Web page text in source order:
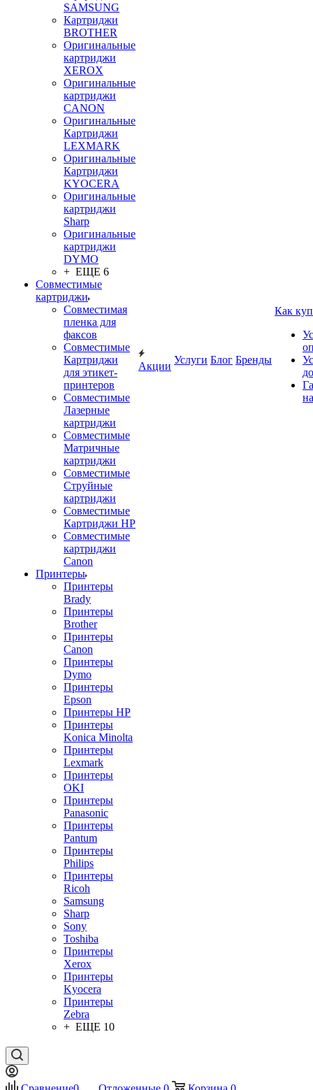
SAMSUNG
Картриджи
BROTHER
Оригинальные
картриджи
XEROX
Оригинальные
картриджи
CANON
Оригинальные
Картриджи
LEXMARK
Оригинальные
Картриджи
KYOCERA
Оригинальные
картриджи
Sharp
Оригинальные
картриджи
DYMO
+ ЕЩЕ 6
Совместимые
картриджи
Совместимая
пленка для
факсов
Совместимые
Картриджи
для этикет-
принтеров
Совместимые
Лазерные
картриджи
Совместимые
Матричные
картриджи
Совместимые
Струйные
картриджи
Совместимые
Картриджи HP
Совместимые
картриджи
Canon
Принтеры
Принтеры
Brady
Принтеры
Brother
Принтеры
Canon
Принтеры
Dymo
Принтеры
Epson
Принтеры HP
Принтеры
Konica Minolta
Принтеры
Lexmark
Принтеры
OKI
Принтеры
Panasonic
Принтеры
Pantum
Принтеры
Philips
Принтеры
Ricoh
Samsung
Sharp
Sony
Toshiba
Принтеры
Xerox
Принтеры
Kyocera
Принтеры
Zebra
+ ЕЩЕ 10
Акции
Услуги Блог Бренды
Как